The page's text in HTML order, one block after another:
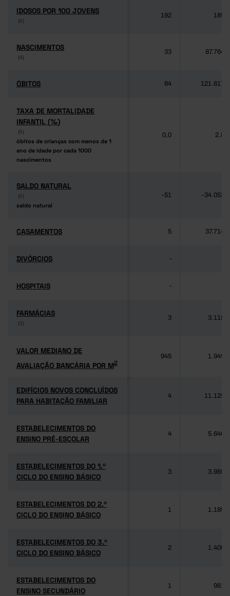
IDOSOS POR 100 JOVENS
(6)
IDOSOS POR 100 JOVENS
(6)
192 189
NASCIMENTOS
(4)
NASCIMENTOS
(4)
33 87.764
ÓBITOS
ÓBITOS 84 121.817
TAXA DE MORTALIDADE
INFANTIL (‰)
(6)
óbitos de crianças com menos de 1
ano de idade por cada 1000
nascimentos
TAXA DE MORTALIDADE
INFANTIL (‰)
(6)
óbitos de crianças com menos de 1
ano de idade por cada 1000
nascimentos
0,0 2,8
SALDO NATURAL
(6)
saldo natural
SALDO NATURAL
(6)
saldo natural
-51 -34.053
CASAMENTOS
CASAMENTOS 5 37.714
DIVÓRCIOS
DIVÓRCIOS -
HOSPITAIS
HOSPITAIS -
FARMÁCIAS
(3)
FARMÁCIAS
(3)
3 3.118
VALOR MEDIANO DE
AVALIAÇÃO BANCÁRIA POR M2
VALOR MEDIANO DE
AVALIAÇÃO BANCÁRIA POR M2
945 1.949
EDIFÍCIOS NOVOS CONCLUÍDOS
PARA HABITAÇÃO FAMILIAR
EDIFÍCIOS NOVOS CONCLUÍDOS
PARA HABITAÇÃO FAMILIAR
4 11.125
ESTABELECIMENTOS DO
ENSINO PRÉ-ESCOLAR
ESTABELECIMENTOS DO
ENSINO PRÉ-ESCOLAR
4 5.640
ESTABELECIMENTOS DO 1.º
CICLO DO ENSINO BÁSICO
ESTABELECIMENTOS DO 1.º
CICLO DO ENSINO BÁSICO
3 3.985
ESTABELECIMENTOS DO 2.º
CICLO DO ENSINO BÁSICO
ESTABELECIMENTOS DO 2.º
CICLO DO ENSINO BÁSICO
1 1.189
ESTABELECIMENTOS DO 3.º
CICLO DO ENSINO BÁSICO
ESTABELECIMENTOS DO 3.º
CICLO DO ENSINO BÁSICO
2 1.406
ESTABELECIMENTOS DO
ENSINO SECUNDÁRIO
ESTABELECIMENTOS DO
ENSINO SECUNDÁRIO
1 981